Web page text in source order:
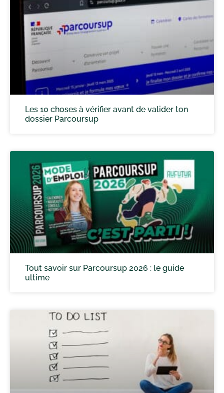
Les 10 choses à vérifier avant de valider ton
dossier Parcoursup
Tout savoir sur Parcoursup 2026 : le guide
ultime